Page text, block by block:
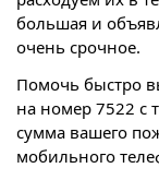
большая и
очень срочное.
Помочь быстро
на номер 7522 с
сумма вашего
мобильного